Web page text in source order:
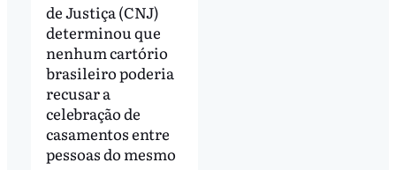
de Justiça (CNJ)
determinou que
nenhum cartório
brasileiro poderia
recusar a
celebração de
casamentos entre
pessoas do mesmo